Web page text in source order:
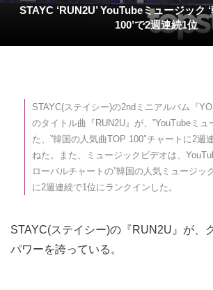
STAYC ‘RUN2U’ YouTubeミュージック ‘韓国人気MV TOP
100’で2週連続1位
STAYC(ステイシー)の2ndミニアルバム『
のタイトル曲『RUN2U』が、”YouTubeミュ
た、”韓国の人気曲TOP 100″チャートに2週
ねた。また、ミュージックビデオは、
ローバルチャートの”韓国の人気ミュージッ
に2週連続で1位にランクインした。
STAYC(ステイシー)の『RUN2U』が、
パワーを誇っている。